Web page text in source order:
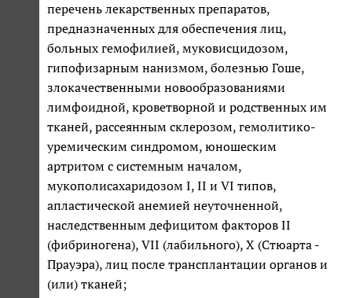
перечень лекарственных препаратов,
предназначенных для обеспечения лиц,
больных гемофилией, муковисцидозом,
гипофизарным нанизмом, болезнью Гоше,
злокачественными новообразованиями
лимфоидной, кроветворной и родственных им
тканей, рассеянным склерозом, гемолитико-
уремическим синдромом, юношеским
артритом с системным началом,
мукополисахаридозом I, II и VI типов,
апластической анемией неуточненной,
наследственным дефицитом факторов II
(фибриногена), VII (лабильного), X (Стюарта -
Прауэра), лиц после трансплантации органов и
(или) тканей;